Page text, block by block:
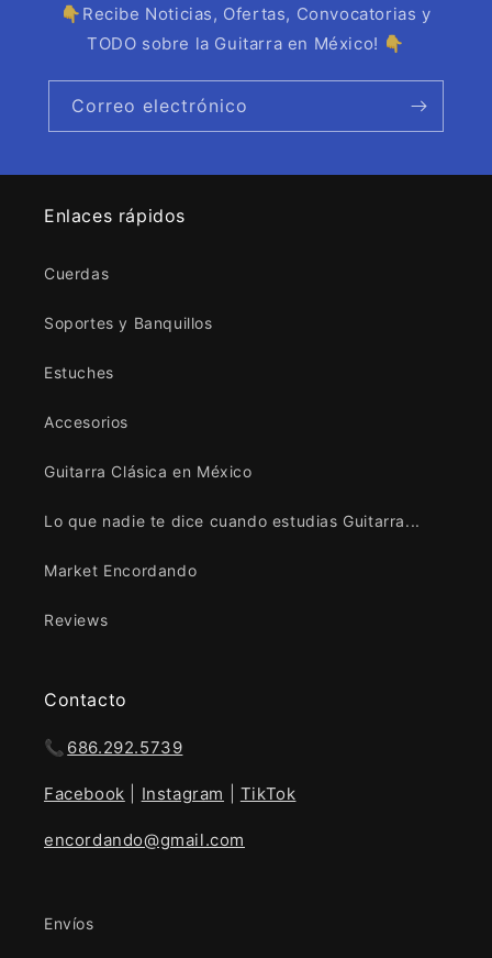
👇Recibe Noticias, Ofertas, Convocatorias y
TODO sobre la Guitarra en México! 👇
Correo electrónico
Enlaces rápidos
Cuerdas
Soportes y Banquillos
Estuches
Accesorios
Guitarra Clásica en México
Lo que nadie te dice cuando estudias Guitarra...
Market Encordando
Reviews
Contacto
📞 686.292.5739
Facebook Instagram TikTok
encordando@gmail.com
Envíos